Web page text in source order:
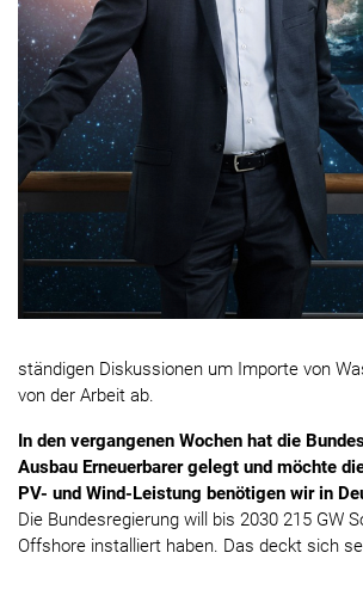
ständigen Diskussionen um Importe von
von der Arbeit ab. ‍
In den vergangenen Wochen hat die
Ausbau Erneuerbarer gelegt und möchte
PV- und Wind-Leistung benötigen wir in
Die Bundesregierung will bis 2030 215 GW
Offshore installiert haben. Das deckt sich